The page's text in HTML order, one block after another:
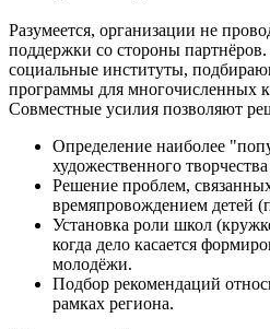
Разумеется, организации не
поддержки со стороны
социальные институты,
программы для многочисленных
Совместные усилия позволяют
Определение наиболее
художественного
Решение проблем,
времяпровождением детей
Установка роли школ
когда дело касается
молодёжи.
Подбор рекомендаций
рамках региона.